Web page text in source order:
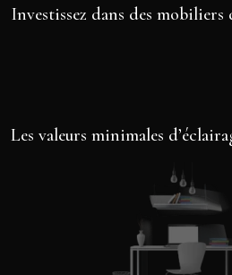
Investissez dans des
Les valeurs minimales